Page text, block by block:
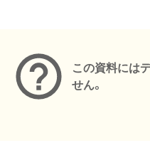
この資料には
せん。